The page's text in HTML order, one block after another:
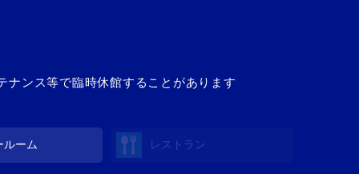
ンス等で臨時休館することがあります
ルーム レストラン